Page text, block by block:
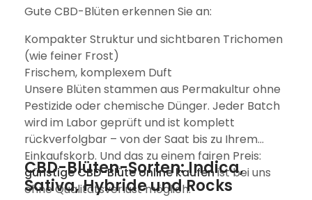
Gute CBD-Blüten erkennen Sie an:
Kompakter Struktur und sichtbaren Trichomen
(wie feiner Frost)
Frischem, komplexem Duft
Unsere Blüten stammen aus Permakultur ohne
Pestizide oder chemische Dünger. Jeder Batch
wird im Labor geprüft und ist komplett
rückverfolgbar – von der Saat bis zu Ihrem
Einkaufskorb. Und das zu einem fairen Preis:
günstige CBD-Blüte online kaufenist bei uns
ohne Qualitätsverlust möglich.
CBD-Blüten-Sorten: Indica,
Sativa, Hybride und Rocks